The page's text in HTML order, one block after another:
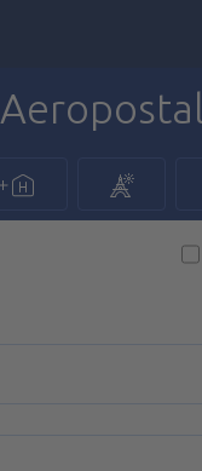
Aeropostal